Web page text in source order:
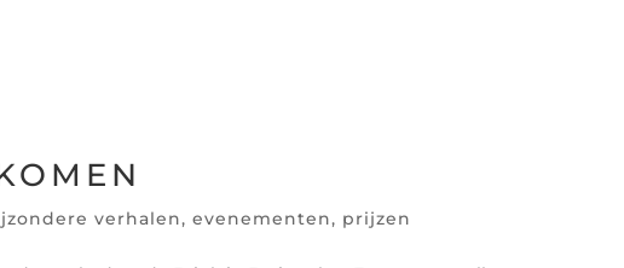
verhalen,evenementen, prijzen